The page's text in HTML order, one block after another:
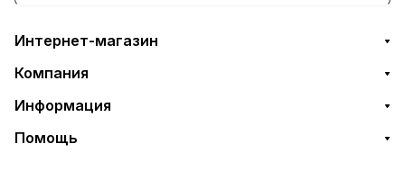
Интернет-магазин
Компания
Информация
Помощь